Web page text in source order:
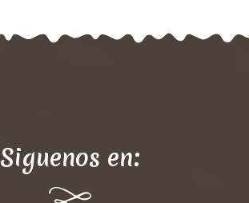
Siguenos en: